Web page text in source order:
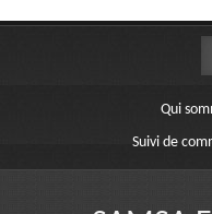
Qui
Suivi de